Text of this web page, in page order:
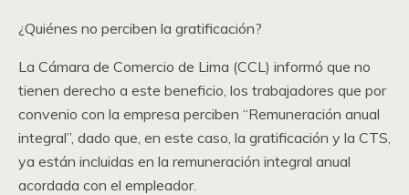
¿Quiénes no perciben la gratificación?
La Cámara de Comercio de Lima (CCL) informó que no
tienen derecho a este beneficio, los trabajadores que por
convenio con la empresa perciben “Remuneración anual
integral”, dado que, en este caso, la gratificación y la CTS,
ya están incluidas en la remuneración integral anual
acordada con el empleador.